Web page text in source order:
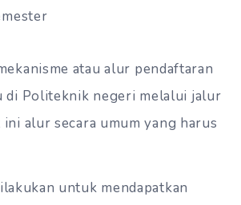
atau alur pendaftaran
di Politeknik negeri melalui jalur
alur secara umum yang harus
untuk mendapatkan